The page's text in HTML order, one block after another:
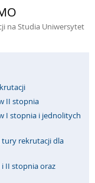
na Studia Uniwersytet
II stopnia
I stopnia i jednolitych
rekrutacji dla
i II stopnia oraz